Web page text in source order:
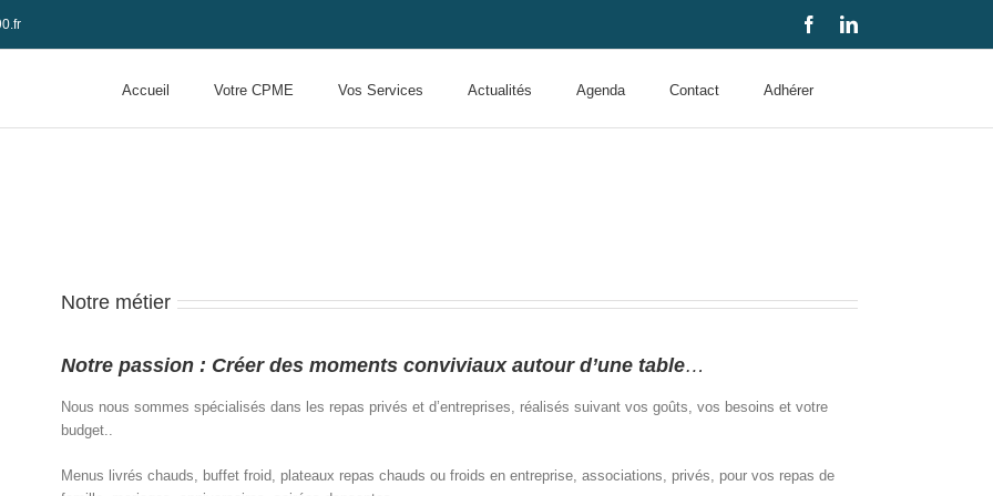
FacebookLinkedIn
Accueil Votre CPME Vos Services Actualités Agenda Contact Adhérer
Notre métier
Notre passion : Créer des moments conviviaux autour d’une table…
Nous nous sommes spécialisés dans les repas privés et d’entreprises, réalisés suivant vos goûts, vos besoins et votre
budget..
Menus livrés chauds, buffet froid, plateaux repas chauds ou froids en entreprise, associations, privés, pour vos repas de